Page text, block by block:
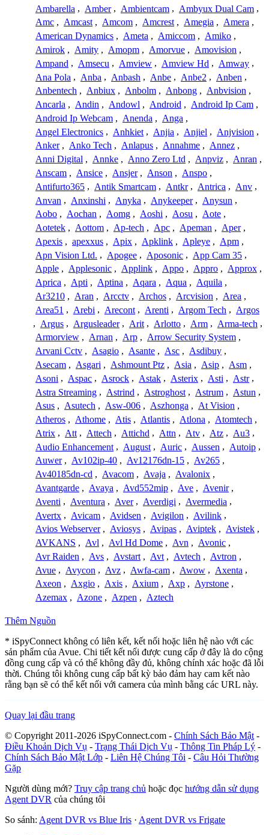
Ambarella , Amber , Ambientcam , Ambyux Dual Cam ,
Amc , Amcast , Amcom , Amcrest , Amegia , Amera ,
American Dynamics , Ameta , Amiccom , Amiko ,
Amirok , Amity , Amopm , Amorvue , Amovision ,
Ampand , Amsecu , Amview , Amview Hd , Amway ,
Ana Pola , Anba , Anbash , Anbe , Anbe2 , Anben ,
Anbentech , Anbiux , Anbolm , Anbong , Anbvision ,
Ancarla , Andin , Andowl , Android , Android Ip Cam ,
Android Ip Webcam , Anenda , Anga ,
Angel Electronics , Anhkiet , Anjia , Anjiel , Anjvision ,
Anker , Anko Tech , Anlapus , Annahme , Annez ,
Anni Digital , Annke , Anno Zero Ltd , Anpviz , Anran ,
Anscam , Ansice , Ansjer , Anson , Anspo ,
Antifurto365 , Antik Smartcam , Antkr , Antrica , Anv ,
Anvan , Anxinshi , Anyka , Anykeeper , Anysun ,
Aobo , Aochan , Aomg , Aoshi , Aosu , Aote ,
Aotetek , Aottom , Ap-tech , Apc , Apeman , Aper ,
Apexis , apexxus , Apix , Apklink , Apleye , Apm ,
Apn Vision Ltd. , Apogee , Aposonic , App Cam 35 ,
Apple , Applesonic , Applink , Appo , Appro , Approx ,
Aprica , Apti , Aptina , Aqara , Aqua , Aquila ,
Ar3210 , Aran , Arcctv , Archos , Arcvision , Area ,
Area51 , Arebi , Arecont , Arenti , Argom Tech , Argos
, Argus , Argusleader , Arit , Arlotto , Arm , Arma-tech ,
Armorview , Arnan , Arp , Arrow Security System ,
Arvani Cctv , Asagio , Asante , Asc , Asdibuy ,
Asecam , Asgari , Ashmount Ptz , Asia , Asip , Asm ,
Asoni , Aspac , Asrock , Astak , Asterix , Asti , Astr ,
Astra Streaming , Astrind , Astroghost , Astrum , Astun ,
Asus , Asutech , Asw-006 , Aszhonga , At Vision ,
Atheros , Athome , Atis , Atlantis , Atlona , Atomtech ,
Atrix , Att , Attech , Attichd , Attn , Atv , Atz , Au3 ,
Audio Enhancement , August , Auric , Aussen , Autoip ,
Auwer , Av102ip-40 , Av12176dn-15 , Av265 ,
Av40185dn-cd , Avacom , Avaja , Avalonix ,
Avantgarde , Avaya , Avd552mip , Ave , Avenir ,
Aventi , Aventura , Aver , Averdigi , Avermedia ,
Avertx , Avicam , Avidsen , Avigilon , Avilink ,
Avios Webserver , Aviosys , Avipas , Aviptek , Avistek ,
AVKANS , Avl , Avl Hd Dome , Avn , Avonic ,
Avr Raiden , Avs , Avstart , Avt , Avtech , Avtron ,
Avue , Avycon , Avz , Awfa-cam , Awow , Axenta ,
Axeon , Axgio , Axis , Axium , Axp , Ayrstone ,
Azemax , Azone , Azpen , Aztech
Thêm Nguồn
* iSpyConnect không có liên kết, kết nối hoặc liên hệ nào với các
sản phẩm của Avue. Chi tiết kết nối được cung cấp ở đây là do cộng
đồng cung cấp và có thể không đầy đủ, không chính xác hoặc đã lỗi
thời. Chúng tôi không cung cấp bất kỳ bảo đảm hay cam kết nào
rằng bạn sẽ có thể kết nối với camera của mình bằng các URL này.
Quay lại đầu trang
© Copyright 2011-2026 iSpyConnect.com - Chính Sách Bảo Mật -
Điều Khoản Dịch Vụ - Trạng Thái Dịch Vụ - Thông Tin Pháp Lý -
Chính Sách Bảo Mật Lớp - Liên Hệ Chúng Tôi - Câu Hỏi Thường
Gặp
Người dùng mới? Truy cập trang chủ hoặc đọc hướng dẫn sử dụng
Agent DVR của chúng tôi
So sánh: Agent DVR vs Blue Iris · Agent DVR vs Frigate